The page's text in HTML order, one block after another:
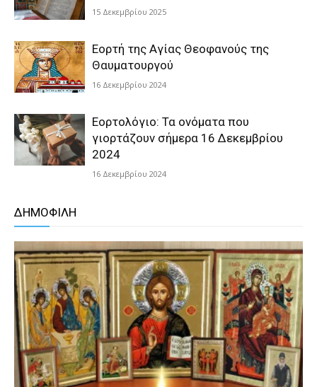
15 Δεκεμβρίου 2025
Εορτή της Αγίας Θεοφανούς της
Θαυματουργού
16 Δεκεμβρίου 2024
Εορτολόγιο: Τα ονόματα που
γιορτάζουν σήμερα 16 Δεκεμβρίου
2024
16 Δεκεμβρίου 2024
ΔΗΜΟΦΙΛΗ